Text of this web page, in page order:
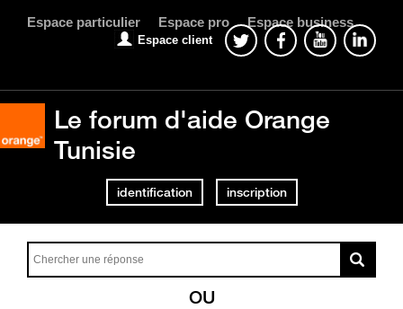
Espace particulier Espace pro Espace business
Espace client
Le forum d'aide Orange
Tunisie
identification inscription
OU